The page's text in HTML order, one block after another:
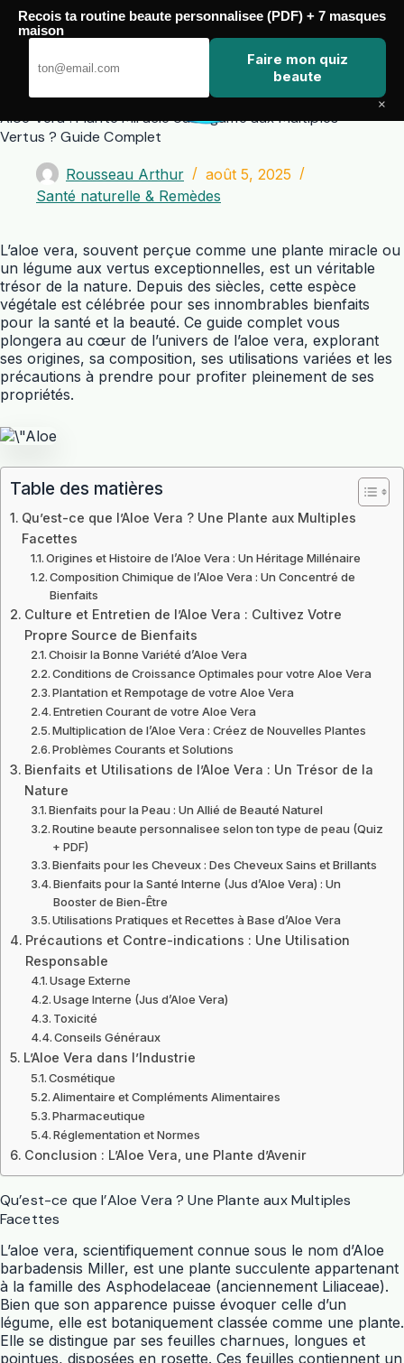
Passer
contenu
Aloe Vera : Plante Miracle ou Légume aux Multiples
Vertus ? Guide Complet
Rousseau Arthur
août 5, 2025
Santé naturelle & Remèdes
L’aloe vera, souvent perçue comme une plante miracle ou
un légume aux vertus exceptionnelles, est un véritable
trésor de la nature. Depuis des siècles, cette espèce
végétale est célébrée pour ses innombrables bienfaits
pour la santé et la beauté. Ce guide complet vous
plongera au cœur de l’univers de l’aloe vera, explorant
ses origines, sa composition, ses utilisations variées et les
précautions à prendre pour profiter pleinement de ses
propriétés.
Table des matières
Qu’est-ce que l’Aloe Vera ? Une Plante aux Multiples
Facettes
Origines et Histoire de l’Aloe Vera : Un Héritage Millénaire
Composition Chimique de l’Aloe Vera : Un Concentré de
Bienfaits
Culture et Entretien de l’Aloe Vera : Cultivez Votre
Propre Source de Bienfaits
Choisir la Bonne Variété d’Aloe Vera
Conditions de Croissance Optimales pour votre Aloe Vera
Plantation et Rempotage de votre Aloe Vera
Entretien Courant de votre Aloe Vera
Multiplication de l’Aloe Vera : Créez de Nouvelles Plantes
Problèmes Courants et Solutions
Bienfaits et Utilisations de l’Aloe Vera : Un Trésor de la
Nature
Bienfaits pour la Peau : Un Allié de Beauté Naturel
Routine beaute personnalisee selon ton type de peau (Quiz
+ PDF)
Bienfaits pour les Cheveux : Des Cheveux Sains et Brillants
Bienfaits pour la Santé Interne (Jus d’Aloe Vera) : Un
Booster de Bien-Être
Utilisations Pratiques et Recettes à Base d’Aloe Vera
Précautions et Contre-indications : Une Utilisation
Responsable
Usage Externe
Usage Interne (Jus d’Aloe Vera)
Toxicité
Conseils Généraux
L’Aloe Vera dans l’Industrie
Cosmétique
Alimentaire et Compléments Alimentaires
Pharmaceutique
Réglementation et Normes
Conclusion : L’Aloe Vera, une Plante d’Avenir
Qu’est-ce que l’Aloe Vera ? Une Plante aux Multiples
Facettes
L’aloe vera, scientifiquement connue sous le nom d’Aloe
barbadensis Miller, est une plante succulente appartenant
à la famille des Asphodelaceae (anciennement Liliaceae).
Bien que son apparence puisse évoquer celle d’un
légume, elle est botaniquement classée comme une plante.
Elle se distingue par ses feuilles charnues, longues et
pointues, disposées en rosette. Ces feuilles contiennent un
Recois ta routine beaute personnalisee (PDF) + 7 masques
maison
Faire mon quiz
beaute
×